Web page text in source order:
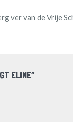
ver van de Vrije
ELINE”